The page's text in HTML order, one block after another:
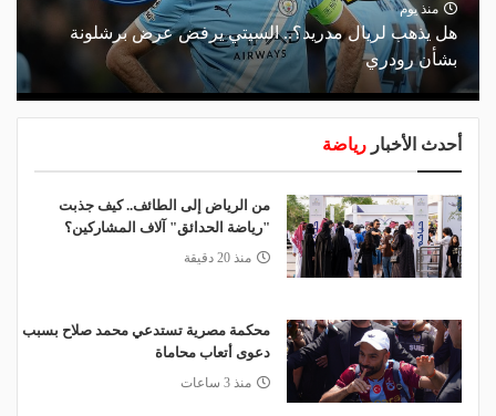
منذ يوم
هل يذهب لريال مدريد؟.. السيتي يرفض عرض برشلونة
بشأن رودري
أحدث الأخبار رياضة
من الرياض إلى الطائف.. كيف جذبت
"رياضة الحدائق" آلاف المشاركين؟
منذ 20 دقيقة
محكمة مصرية تستدعي محمد صلاح بسبب
دعوى أتعاب محاماة
منذ 3 ساعات